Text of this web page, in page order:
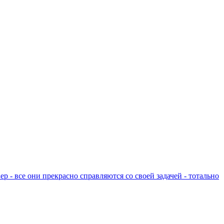
все они прекрасно справляются со своей задачей - тотально